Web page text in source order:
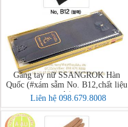
Găng tay nữ SSANGROK Hàn
Quốc (#xám sẫm No. B12,chất liệu
dạ)
Liên hệ 098.679.8008